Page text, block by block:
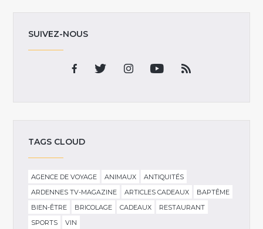
SUIVEZ-NOUS
TAGS CLOUD
AGENCE DE VOYAGE ANIMAUX
ANTIQUITÉS
ARDENNES TV-MAGAZINE
ARTICLES CADEAUX
BAPTÊME
BIEN-ÊTRE
BRICOLAGE CADEAUX
RESTAURANT
SPORTS
VIN